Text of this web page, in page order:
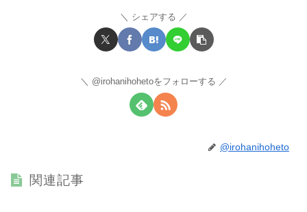
シェアする
@irohanihohetoをフォローする
@irohanihoheto
関連記事